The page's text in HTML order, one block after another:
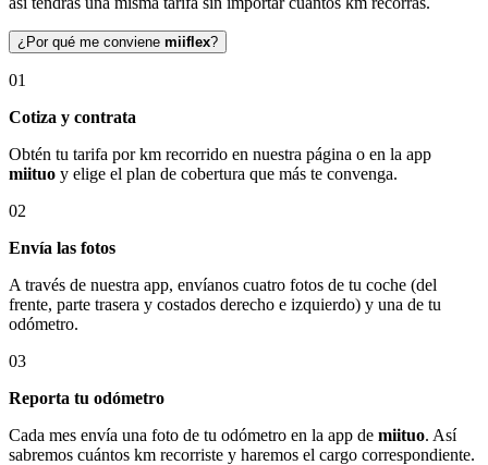
¿Por qué me conviene miiflex?
01
Cotiza y contrata
Obtén tu tarifa por km recorrido en nuestra página o en la app
miituo y elige el plan de cobertura que más te convenga.
02
Envía las fotos
A través de nuestra app, envíanos cuatro fotos de tu coche (del
frente, parte trasera y costados derecho e izquierdo) y una de tu
odómetro.
03
Reporta tu odómetro
Cada mes envía una foto de tu odómetro en la app de miituo. Así
sabremos cuántos km recorriste y haremos el cargo correspondiente.